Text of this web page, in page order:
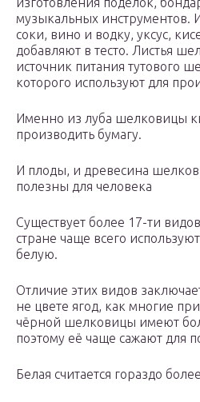
музыкальных инструментов.
соки, вино и водку, уксус,
добавляют в тесто. Листья
источник питания тутового
которого используют для
Именно из луба шелковицы
производить бумагу.
И плоды, и древесина
полезны для человека
Существует более 17-ти
стране чаще всего
белую.
Отличие этих видов
не цвете ягод, как многие
чёрной шелковицы имеют
поэтому её чаще сажают для
Белая считается гораздо